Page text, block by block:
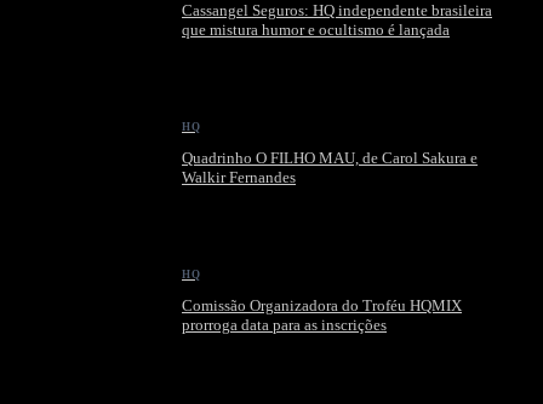
Cassangel Seguros: HQ independente brasileira
que mistura humor e ocultismo é lançada
HQ
Quadrinho O FILHO MAU, de Carol Sakura e
Walkir Fernandes
HQ
Comissão Organizadora do Troféu HQMIX
prorroga data para as inscrições